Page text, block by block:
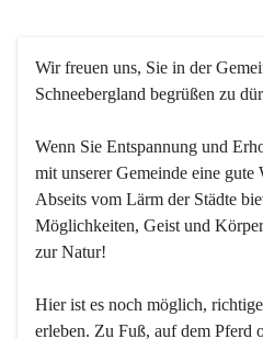
Wir freuen uns, Sie in der
Schneebergland begrüßen zu
Wenn Sie Entspannung und
mit unserer Gemeinde eine gute
Abseits vom Lärm der Städte
Möglichkeiten, Geist und
zur Natur!
Hier ist es noch möglich,
erleben. Zu Fuß, auf dem Pferd